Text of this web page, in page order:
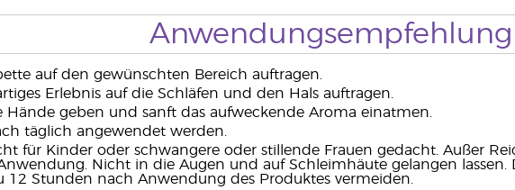
Anwendungsempfehlung
auf den gewünschten Bereich auftragen.
Erlebnis auf die Schläfen und den Hals auftragen.
Hände geben und sanft das aufweckende Aroma einatmen.
täglich angewendet werden.
für Kinder oder schwangere oder stillende Frauen gedacht. Außer
Nicht in die Augen und auf Schleimhäute gelangen lassen.
12 Stunden nach Anwendung des Produktes vermeiden.